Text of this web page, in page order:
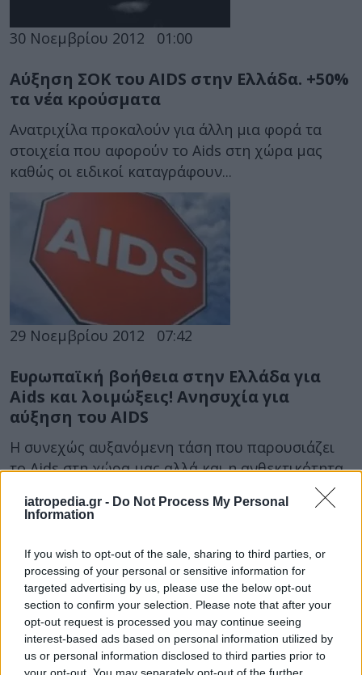
iatropedia.gr - Do Not Process My Personal
Information
If you wish to opt-out of the sale, sharing to third parties, or
processing of your personal or sensitive information for
targeted advertising by us, please use the below opt-out
section to confirm your selection. Please note that after your
opt-out request is processed you may continue seeing
interest-based ads based on personal information utilized by
us or personal information disclosed to third parties prior to
30 Νοεμβρίου 2012 01:00
Αύξηση ΣΟΚ του AIDS στην Ελλάδα. +50%
τα νέα κρούσματα
Ανατριχίλα προκαλούν για άλλη μια φορά τα
στοιχεία που αφορούν το Aids στη χώρα μας
καθώς οι ειδικοί καταγράφουν...
29 Νοεμβρίου 2012 07:42
Ευρωπαϊκή βοήθεια στην Ελλάδα για
Aids και λοιμώξεις! Ανησυχία για
αύξηση του AIDS
Η συνεχώς αυξανόμενη τάση που παρουσιάζει
το Aids στη χώρα μας αλλά και η ανθεκτικότητα
23 Νοεμβρίου 2012 07:36